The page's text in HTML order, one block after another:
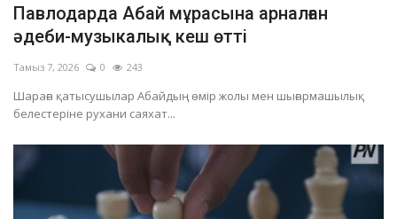
ОЙЫН-САУЫҚ
OFFICIAL
Құрылтай
Павлодарда Абай мұрасына арналған
әдеби-музыкалық кеш өтті
Тамыз 7, 2026 0 243
Шараға қатысушылар Абайдың өмір жолы мен шығармашылық
белестеріне рухани саяхат...